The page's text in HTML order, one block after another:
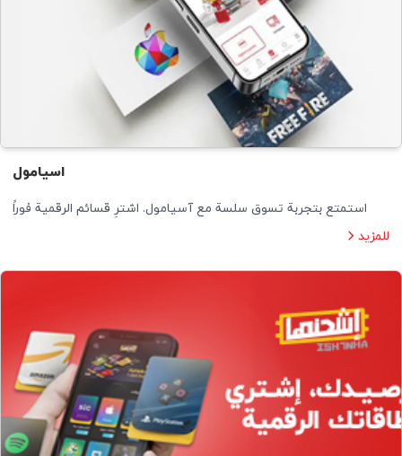
اسيامول
استمتع بتجربة تسوق سلسة مع آسيامول. اشترِ قسائم الرقمية فوراً
للمزيد